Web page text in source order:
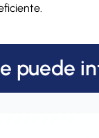
puede